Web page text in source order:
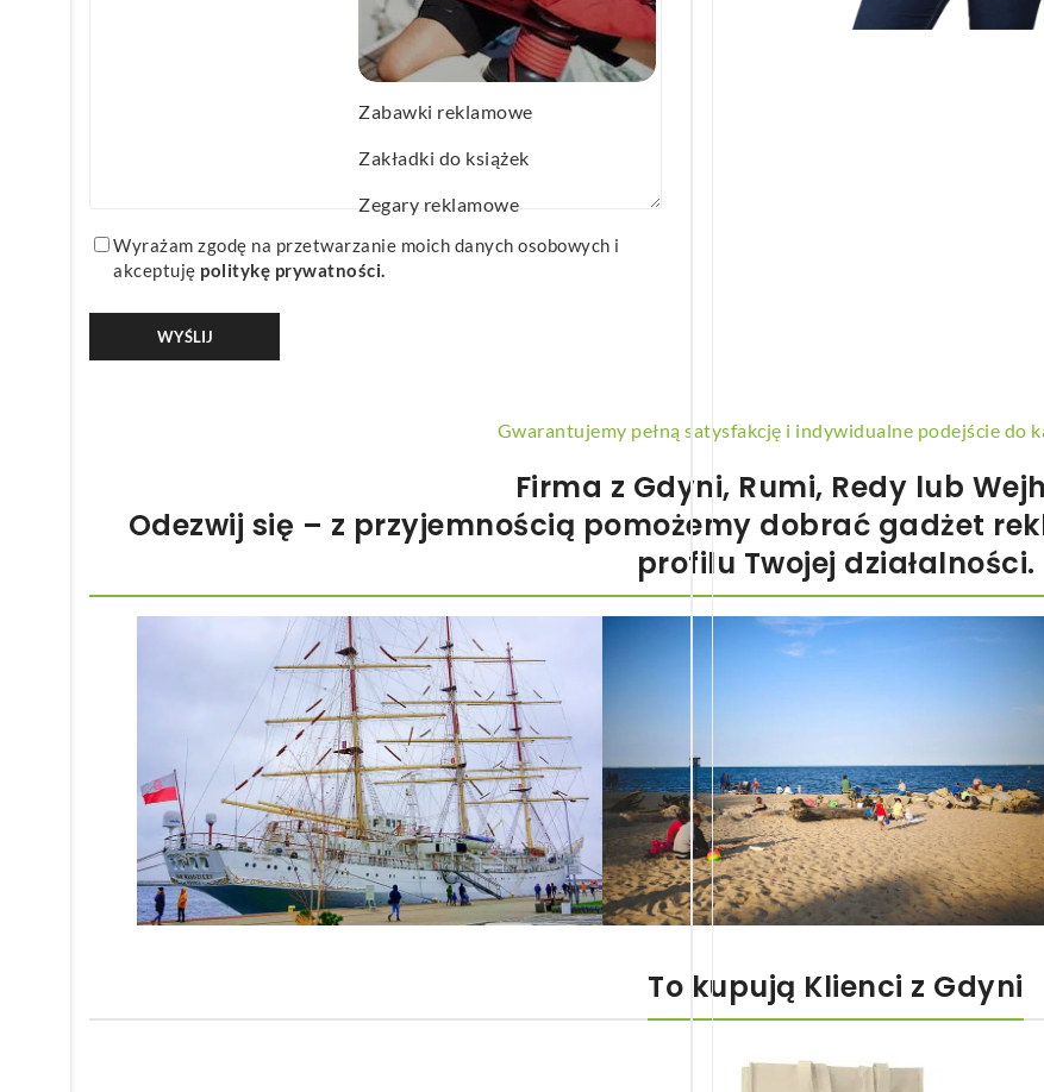
Wachlarze reklamowe
Wagi kuchenne
Zabawki reklamowe
Zakładki do książek
Zegary reklamowe
Wyrażam zgodę na przetwarzanie moich danych osobowych i
akceptuję politykę prywatności
Gwarantujemy pełną satysfakcję i indywidualne podejście do
Firma z Gdyni, Rumi, Redy lub
Odezwij się – z przyjemnością pomożemy dobrać gadżet
profilu Twojej działalności.
To kupują Klienci z Gdyni